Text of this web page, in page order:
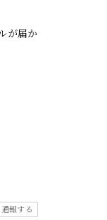
が届か
通報する